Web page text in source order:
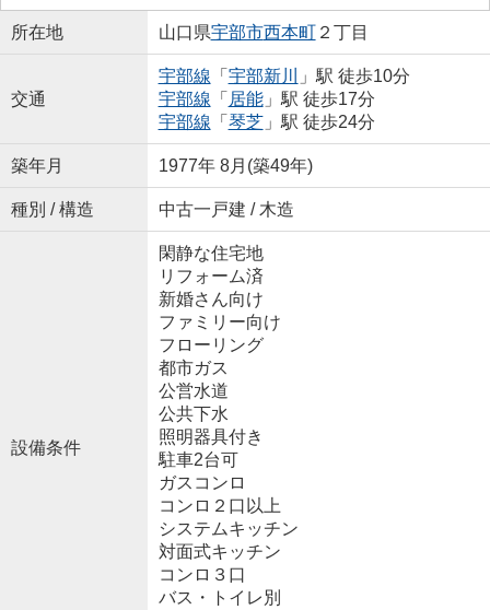
所在地 山口県宇部市西本町２丁目
交通
宇部線 「 宇部新川
」駅 徒歩10分
宇部線 「 居能」駅 徒歩17分
宇部線 「 琴芝」駅 徒歩24分
築年月 1977年 8月(築49年)
種別 / 構造 中古一戸建 / 木造
設備条件
閑静な住宅地
リフォーム済
新婚さん向け
ファミリー向け
フローリング
都市ガス
公営水道
公共下水
照明器具付き
駐車2台可
ガスコンロ
コンロ２口以上
システムキッチン
対面式キッチン
コンロ３口
バス・トイレ別